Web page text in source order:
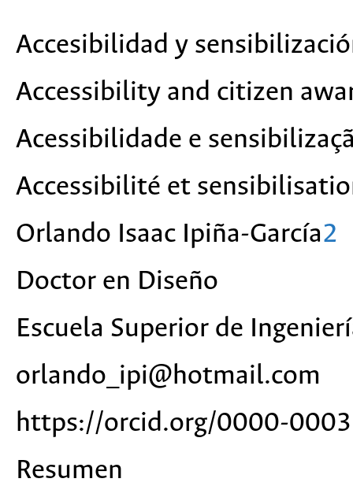
Accesibilidad y
Accessibility and citizen
Acessibilidade e
Accessibilité et
Orlando Isaac Ipiña-García2
Doctor en Diseño
Escuela Superior de
orlando_ipi@hotmail.com
https://orcid.org/0000-
Resumen